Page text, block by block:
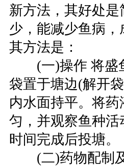
新方法，其好处是
少，能减少鱼病，
其方法是：
(一)操作 将盛
袋置于塘边(解开
内水面持平。将药
匀，并观察鱼种活
时间完成后投塘。
(二)药物配制及